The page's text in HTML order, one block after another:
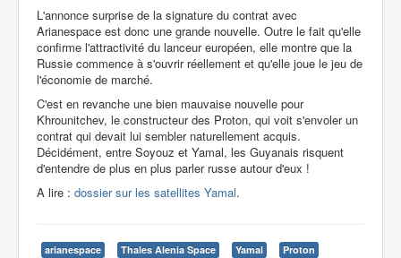
L'annonce surprise de la signature du contrat avec
Arianespace est donc une grande nouvelle. Outre le fait qu'elle
confirme l'attractivité du lanceur européen, elle montre que la
Russie commence à s'ouvrir réellement et qu'elle joue le jeu de
l'économie de marché.
C'est en revanche une bien mauvaise nouvelle pour
Khrounitchev, le constructeur des Proton, qui voit s'envoler un
contrat qui devait lui sembler naturellement acquis.
Décidément, entre Soyouz et Yamal, les Guyanais risquent
d'entendre de plus en plus parler russe autour d'eux !
A lire : dossier sur les satellites Yamal.
arianespace Thales Alenia Space Yamal
Proton